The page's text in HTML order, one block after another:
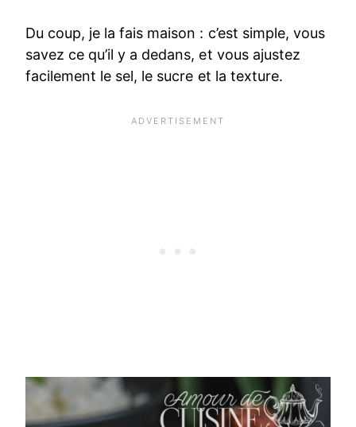
Du coup, je la fais maison : c’est simple, vous
savez ce qu’il y a dedans, et vous ajustez
facilement le sel, le sucre et la texture.